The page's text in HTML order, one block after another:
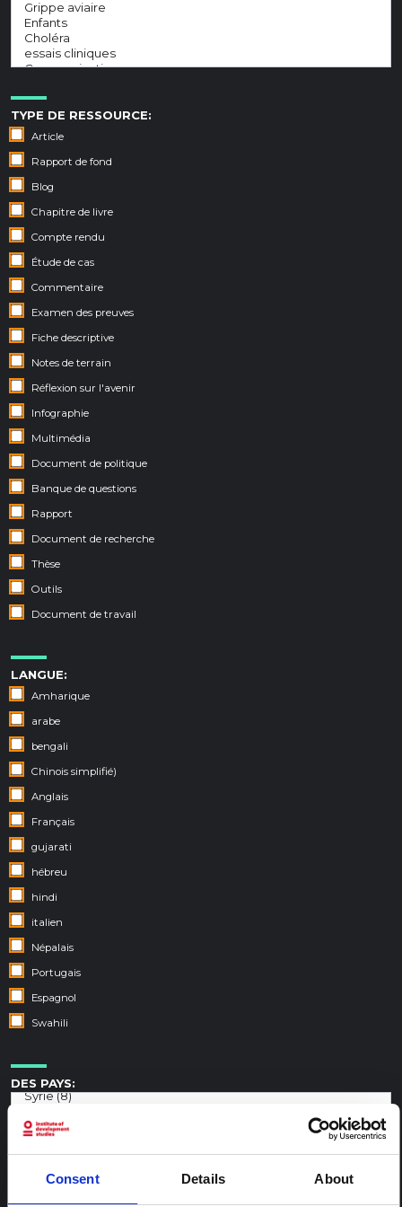
Consent Details About
TYPE DE RESSOURCE:
Article
Rapport de fond
Blog
Chapitre de livre
Compte rendu
Étude de cas
Commentaire
Examen des preuves
Fiche descriptive
Notes de terrain
Réflexion sur l'avenir
Infographie
Multimédia
Document de politique
Banque de questions
Rapport
Document de recherche
Thèse
Outils
Document de travail
LANGUE:
Amharique
arabe
bengali
Chinois simplifié)
Anglais
Français
gujarati
hébreu
hindi
italien
Népalais
Portugais
Espagnol
Swahili
DES PAYS: